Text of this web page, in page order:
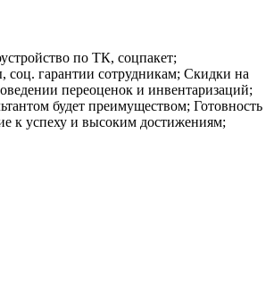
по ТК, соцпакет;
соц. гарантии сотрудникам; Скидки на
переоценок и инвентаризаций;
будет преимуществом; Готовность
к успеху и высоким достижениям;